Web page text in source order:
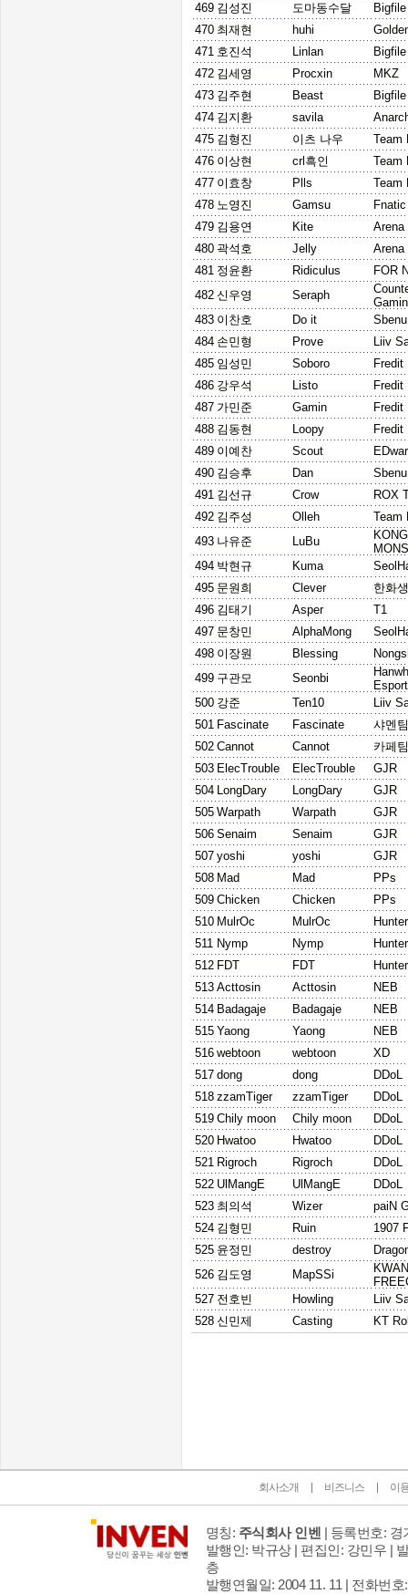
469 김성진 도마동수달
470 최재현 huhi
471 호진석 Linlan
472 김세영 Procxin
MKZ
473 김주현 Beast
474 김지환 savila
475 김형진 이츠 나우
Team
476 이상현 crl흑인
Team
477 이효창 Plls
Team
478 노영진 Gamsu
Fnatic
479 김용연 Kite
Arena
480 곽석호 Jelly
Arena
481 정윤환 Ridiculus
FOR
482 신우영 Seraph
483 이찬호 Do it
Sbenu
484 손민형 Prove
Liiv
485 임성민 Soboro
Fredit
486 강우석 Listo
Fredit
487 가민준 Gamin
Fredit
488 김동현 Loopy
Fredit
489 이예찬 Scout
490 김승후 Dan
Sbenu
491 김선규 Crow
ROX
492 김주성 Olleh
Team
493 나유준 LuBu
494 박현규 Kuma
495 문원희 Clever
한화
496 김태기 Asper
T1
497 문창민 AlphaMong
498 이장원 Blessing
499 구관모 Seonbi
500 강준 Ten10
Liiv
501 Fascinate Fascinate
샤멘팀
502 Cannot Cannot
카페팀
503 ElecTrouble ElecTrouble
GJR
504 LongDary LongDary
GJR
505 Warpath Warpath
GJR
506 Senaim Senaim
GJR
507 yoshi yoshi
GJR
508 Mad Mad
PPs
509 Chicken Chicken
PPs
510 MulrOc MulrOc
511 Nymp Nymp
512 FDT FDT
513 Acttosin Acttosin
NEB
514 Badagaje Badagaje
NEB
515 Yaong Yaong
NEB
516 webtoon webtoon
XD
517 dong dong
DDoL
518 zzamTiger zzamTiger
DDoL
519 Chily moon Chily moon
DDoL
520 Hwatoo Hwatoo
DDoL
521 Rigroch Rigroch
DDoL
522 UlMangE UlMangE
DDoL
523 최의석 Wizer
paiN
524 김형민 Ruin
1907
525 윤정민 destroy
526 김도영 MapSSi
527 전호빈 Howling
Liiv
528 신민제 Casting KT
회사소개 비즈니스 이
명칭: 주식회사 인벤 | 등록번호: 경
발행인: 박규상 | 편집인: 강민우 |
층
발행연월일: 2004 11. 11 | 전화번호